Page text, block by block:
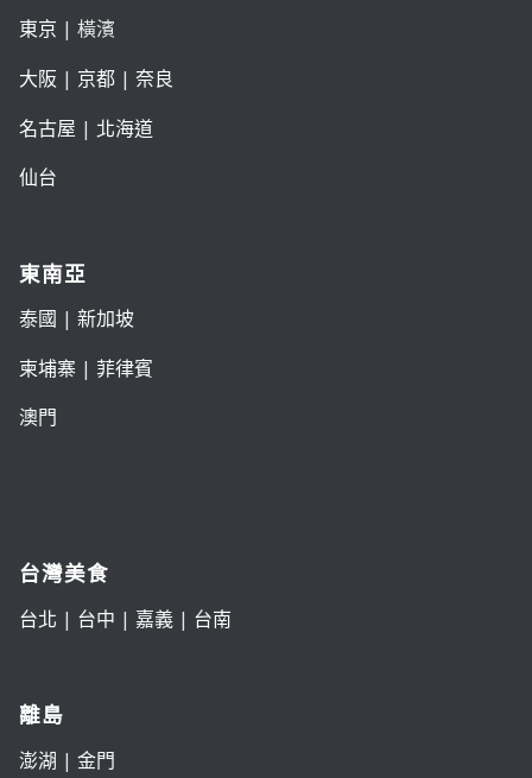
東京 | 橫濱
大阪 | 京都| 奈良
名古屋 | 北海道
仙台
東南亞
泰國 | 新加坡
柬埔寨 | 菲律賓
澳門
台灣美食
台北 | 台中 | 嘉義| 台南
離島
澎湖 | 金門